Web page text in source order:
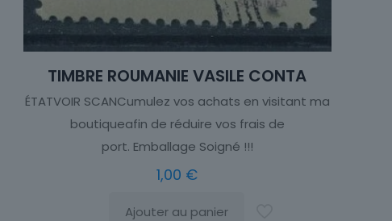
TIMBRE ROUMANIE VASILE CONTA
ÉTATVOIR SCANCumulez vos achats en visitant ma
boutiqueafin de réduire vos frais de
port. Emballage Soigné !!!
1,00 €
Ajouter au panier